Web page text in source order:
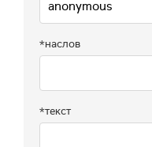
*наслов
*текст